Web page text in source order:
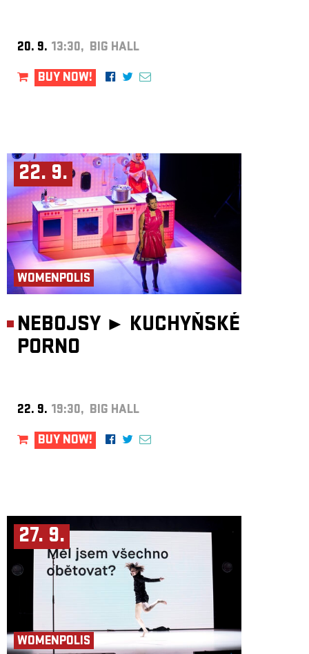
20. 9. 13:30, BIG HALL
BUY NOW!
22. 9.
WOMENPOLIS
NEBOJSY ► KUCHYŇSKÉ
PORNO
22. 9. 19:30, BIG HALL
BUY NOW!
27. 9.
WOMENPOLIS